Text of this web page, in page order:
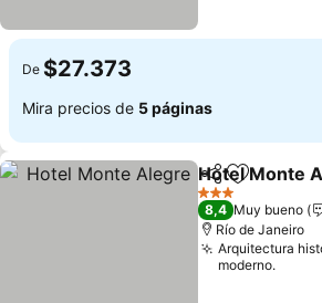
De $27.373
Mira precios de 5 páginas
CompartirAgregar a
Hotel Monte
3 Estrellas
8,4 Muy bueno
Río de Janeiro
Arquitectura
moderno.